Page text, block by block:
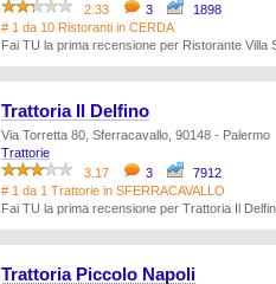
2.33
3
1898
# 1 da 10 Ristoranti in CERDA
Fai TU la prima recensione per Ristorante Villa
Trattoria Il Delfino
Via Torretta 80, Sferracavallo, 90148 - Palermo
Trattorie
3.17
3
7912
# 1 da 1 Trattorie in SFERRACAVALLO
Fai TU la prima recensione per Trattoria Il
Trattoria Piccolo Napoli